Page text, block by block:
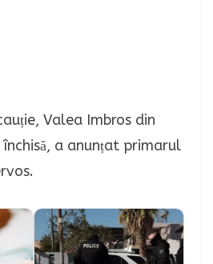
Valea Imbros din
a anunțat primarul